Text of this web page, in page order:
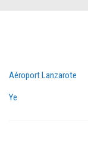
Aéroport Lanzarote
Ye